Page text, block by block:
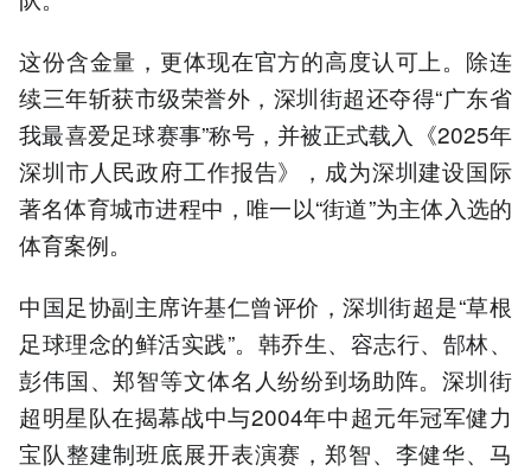
这份含金量，更体现在官方的高度认可上。除连
续三年斩获市级荣誉外，深圳街超还夺得“广东省
我最喜爱足球赛事”称号，并被正式载入《2025年
深圳市人民政府工作报告》，成为深圳建设国际
著名体育城市进程中，唯一以“街道”为主体入选的
体育案例。
中国足协副主席许基仁曾评价，深圳街超是“草根
足球理念的鲜活实践”。韩乔生、容志行、郜林、
彭伟国、郑智等文体名人纷纷到场助阵。深圳街
超明星队在揭幕战中与2004年中超元年冠军健力
宝队整建制班底展开表演赛，郑智、李健华、马